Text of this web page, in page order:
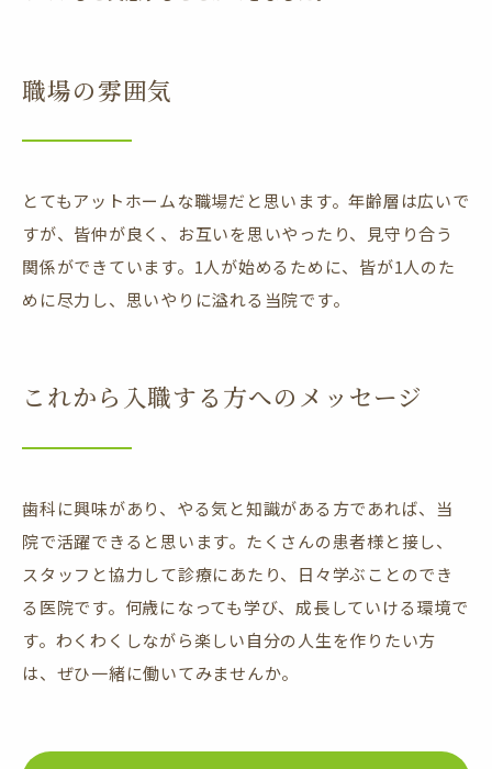
職場の雰囲気
とてもアットホームな職場だと思います。年齢層は広いで
すが、皆仲が良く、お互いを思いやったり、見守り合う
関係ができています。1人が始めるために、皆が1人のた
めに尽力し、思いやりに溢れる当院です。
これから入職する方へのメッセージ
歯科に興味があり、やる気と知識がある方であれば、当
院で活躍できると思います。たくさんの患者様と接し、
スタッフと協力して診療にあたり、日々学ぶことのでき
る医院です。何歳になっても学び、成長していける環境で
す。わくわくしながら楽しい自分の人生を作りたい方
は、ぜひ一緒に働いてみませんか。